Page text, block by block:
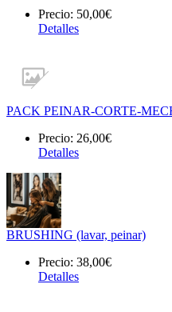
Precio: 50,00€
Detalles
PACK PEINAR-CORTE-
Precio: 26,00€
Detalles
BRUSHING (lavar, peinar)
Precio: 38,00€
Detalles